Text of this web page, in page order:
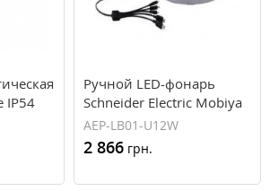
IP54
Ручной LED-фонарь
Schneider Electric Mobiya
TS170 L
AEP-LB01-U12W
2 866 грн.